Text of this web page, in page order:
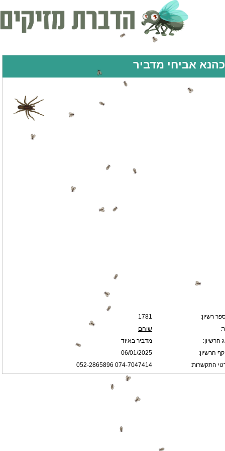
כהנא אביחי מדביר
רשיון:
1781
שוהם
הרשיון:
מדביר באיוד
הרשיון:
06/01/2025
התקשרות:
074-7047414 052-2865896